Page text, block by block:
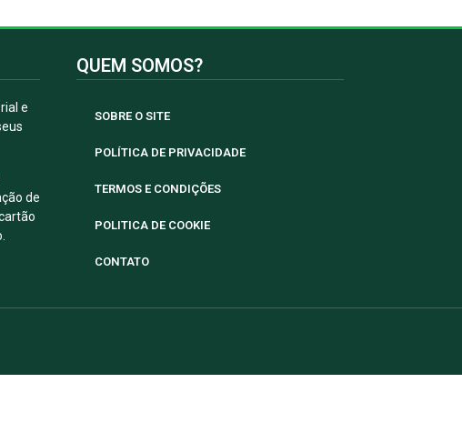
e
de
QUEM SOMOS?
SOBRE O SITE
POLÍTICA DE PRIVACIDADE
TERMOS E CONDIÇÕES
POLITICA DE COOKIE
CONTATO